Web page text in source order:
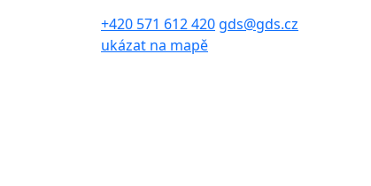
+420 571 612 420 gds@gds.cz
ukázat na mapě